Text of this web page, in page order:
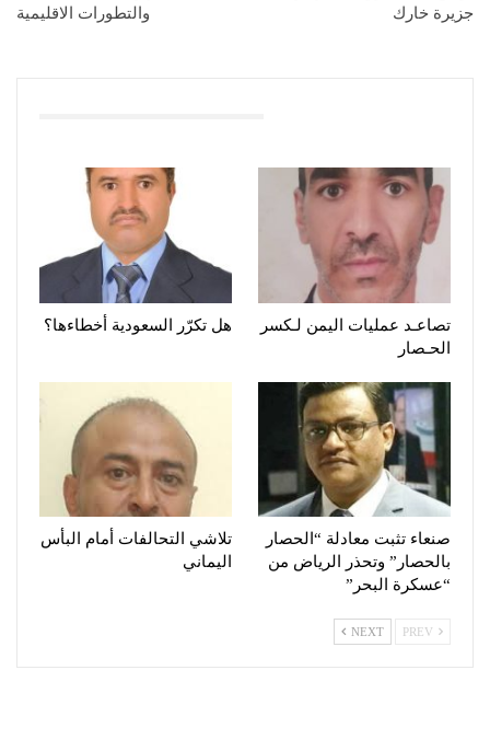
جزيرة خارك
والتطورات الاقليمية
تصاعـد عمليات اليمن لـكسر
الحـصار
هل تكرّر السعودية أخطاءها؟
صنعاء تثبت معادلة “الحصار
بالحصار” وتحذر الرياض من
“عسكرة البحر”
تلاشي التحالفات أمام البأس
اليماني
NEXT